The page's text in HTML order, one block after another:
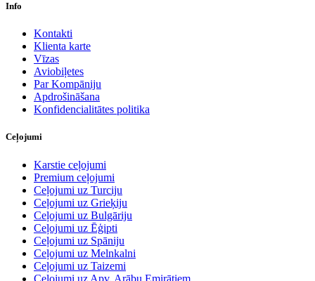
Info
Kontakti
Klienta karte
Vīzas
Aviobiļetes
Par Kompāniju
Apdrošināšana
Konfidencialitātes politika
Ceļojumi
Karstie ceļojumi
Premium ceļojumi
Ceļojumi uz Turciju
Ceļojumi uz Grieķiju
Ceļojumi uz Bulgāriju
Ceļojumi uz Ēģipti
Ceļojumi uz Spāniju
Ceļojumi uz Melnkalni
Ceļojumi uz Taizemi
Ceļojumi uz Apv. Arābu Emirātiem